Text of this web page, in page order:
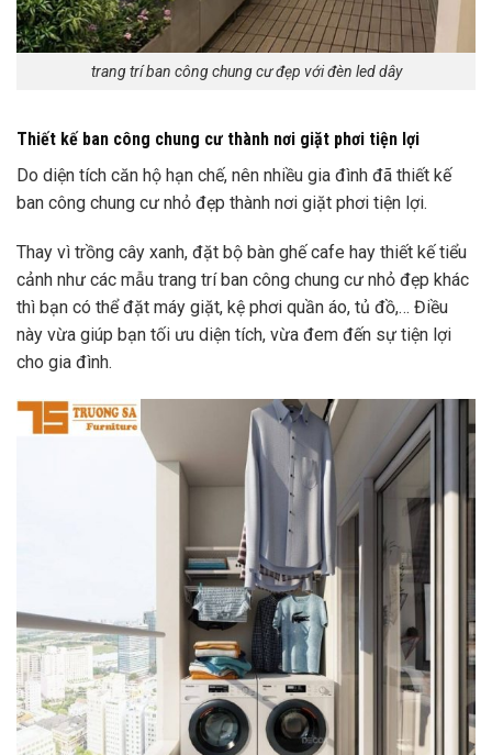
trang trí ban công chung cư đẹp với đèn led dây
Thiết kế ban công chung cư thành nơi giặt phơi tiện lợi
Do diện tích căn hộ hạn chế, nên nhiều gia đình đã thiết kế
ban công chung cư nhỏ đẹp thành nơi giặt phơi tiện lợi.
Thay vì trồng cây xanh, đặt bộ bàn ghế cafe hay thiết kế tiểu
cảnh như các mẫu trang trí ban công chung cư nhỏ đẹp khác
thì bạn có thể đặt máy giặt, kệ phơi quần áo, tủ đồ,… Điều
này vừa giúp bạn tối ưu diện tích, vừa đem đến sự tiện lợi
cho gia đình.